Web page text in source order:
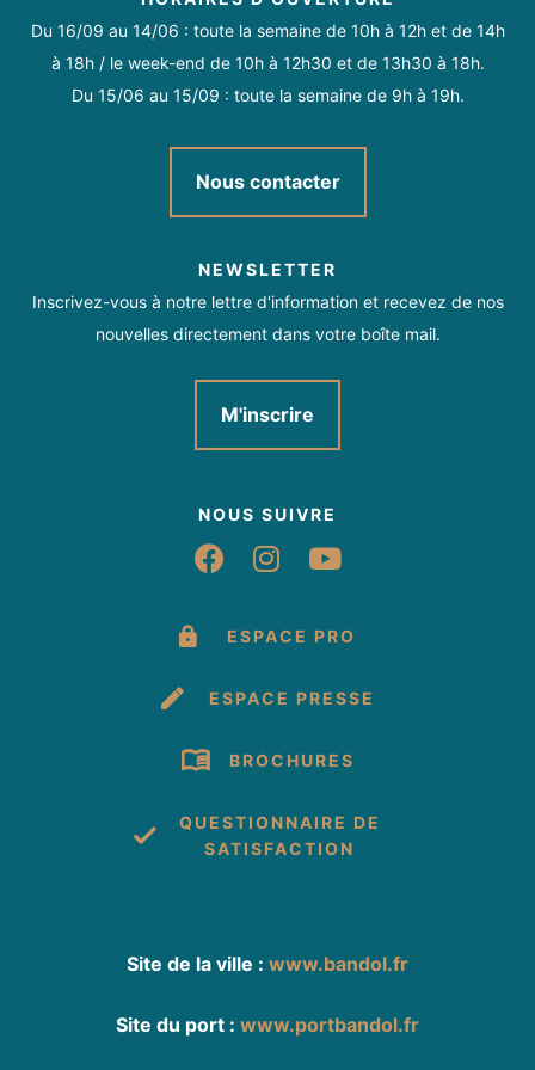
14:30 - 19:00
En Juillet & Août :
Du 16/09 au 14/06 : toute la semaine de 10h à 12h et de 14h
à 18h / le week-end de 10h à 12h30 et de 13h30 à 18h.
Du 15/06 au 15/09 : toute la semaine de 9h à 19h.
Nous contacter
NEWSLETTER
Inscrivez-vous à notre lettre d'information et recevez de nos
nouvelles directement dans votre boîte mail.
M'inscrire
NOUS SUIVRE
Suivez-nous sur
Suivez-nous sur
Suivez-nous
ESPACE PRO
ESPACE PRESSE
BROCHURES
QUESTIONNAIRE DE
SATISFACTION
Site de la ville : www.bandol.fr
Site du port : www.portbandol.fr